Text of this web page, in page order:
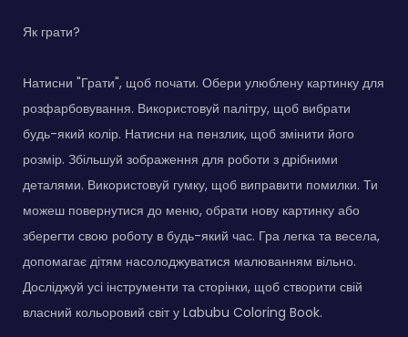
Як грати?
Натисни "Грати", щоб почати. Обери улюблену картинку для
розфарбовування. Використовуй палітру, щоб вибрати
будь-який колір. Натисни на пензлик, щоб змінити його
розмір. Збільшуй зображення для роботи з дрібними
деталями. Використовуй гумку, щоб виправити помилки. Ти
можеш повернутися до меню, обрати нову картинку або
зберегти свою роботу в будь-який час. Гра легка та весела,
допомагає дітям насолоджуватися малюванням вільно.
Досліджуй усі інструменти та сторінки, щоб створити свій
власний кольоровий світ у Labubu Coloring Book.